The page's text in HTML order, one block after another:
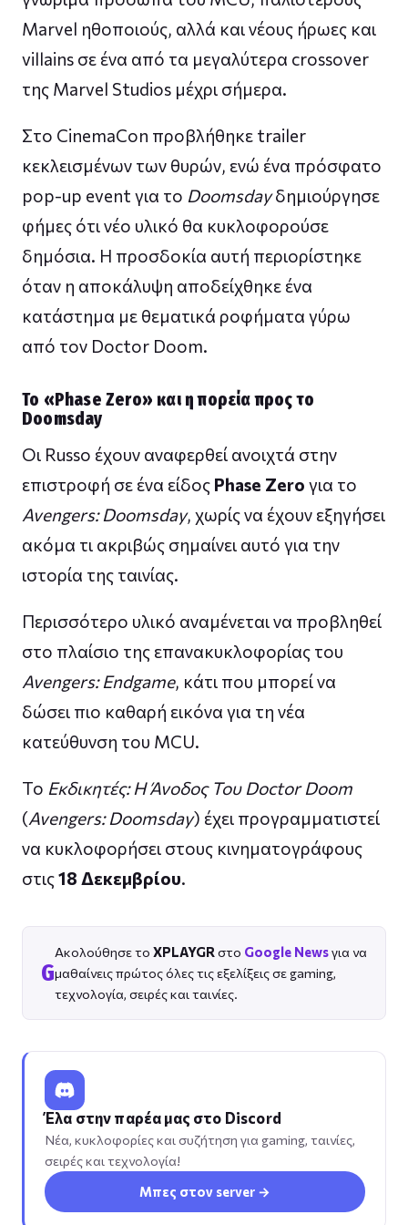
Marvel ηθοποιούς, αλλά και νέους ήρωες και
villains σε ένα από τα μεγαλύτερα crossover
της Marvel Studios μέχρι σήμερα.
Στο CinemaCon προβλήθηκε trailer
κεκλεισμένων των θυρών, ενώ ένα πρόσφατο
pop-up event για το Doomsdayδημιούργησε
φήμες ότι νέο υλικό θα κυκλοφορούσε
δημόσια. Η προσδοκία αυτή περιορίστηκε
όταν η αποκάλυψη αποδείχθηκε ένα
κατάστημα με θεματικά ροφήματα γύρω
από τον Doctor Doom.
Το «Phase Zero» και η πορεία προς το
Doomsday
Οι Russo έχουν αναφερθεί ανοιχτά στην
επιστροφή σε ένα είδος Phase Zero για το
Avengers: Doomsday, χωρίς να έχουν εξηγήσει
ακόμα τι ακριβώς σημαίνει αυτό για την
ιστορία της ταινίας.
Περισσότερο υλικό αναμένεται να προβληθεί
στο πλαίσιο της επανακυκλοφορίας του
Avengers: Endgame, κάτι που μπορεί να
δώσει πιο καθαρή εικόνα για τη νέα
κατεύθυνση του MCU.
Το Εκδικητές: Η Άνοδος Του Doctor Doom
(Avengers: Doomsday) έχει προγραμματιστεί
να κυκλοφορήσει στους κινηματογράφους
στις18 Δεκεμβρίου.
G
Ακολούθησε το XPLAYGR στο Google Newsγια να
μαθαίνεις πρώτος όλες τις εξελίξεις σε gaming,
τεχνολογία, σειρές και ταινίες.
Έλα στην παρέα μας στο Discord
Νέα, κυκλοφορίες και συζήτηση για gaming, ταινίες,
σειρές και τεχνολογία!
Μπες στον server →